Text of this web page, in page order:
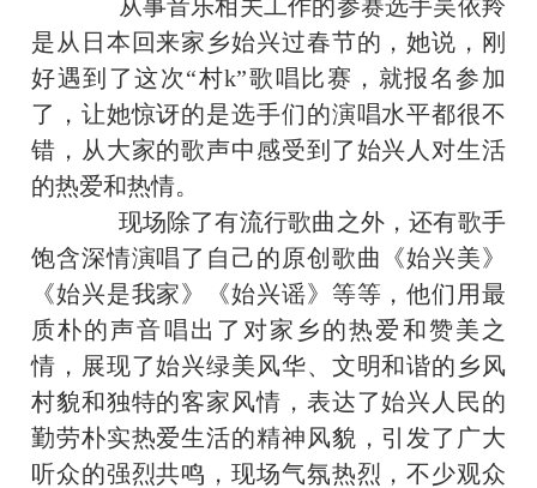
从事音乐相关工作的参赛选手吴依羚
是从日本回来家乡始兴过春节的，她说，刚
好遇到了这次“村k”歌唱比赛，就报名参加
了，让她惊讶的是选手们的演唱水平都很不
错，从大家的歌声中感受到了始兴人对生活
的热爱和热情。
现场除了有流行歌曲之外，还有歌手
饱含深情演唱了自己的原创歌曲《始兴美》
《始兴是我家》《始兴谣》等等，他们用最
质朴的声音唱出了对家乡的热爱和赞美之
情，展现了始兴绿美风华、文明和谐的乡风
村貌和独特的客家风情，表达了始兴人民的
勤劳朴实热爱生活的精神风貌，引发了广大
听众的强烈共鸣，现场气氛热烈，不少观众